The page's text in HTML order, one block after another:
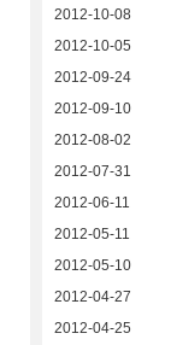
2012-10-08
2012-10-05
2012-09-24
2012-09-10
2012-08-02
2012-07-31
2012-06-11
2012-05-11
2012-05-10
2012-04-27
2012-04-25